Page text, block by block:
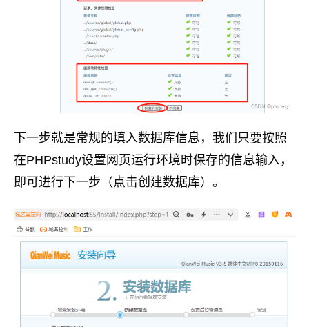
下一步就是常规的填入数据库信息，我们只要按照
在PHPstudy设置网页运行环境时保存的信息输入，
即可进行下一步（点击创建数据库）。